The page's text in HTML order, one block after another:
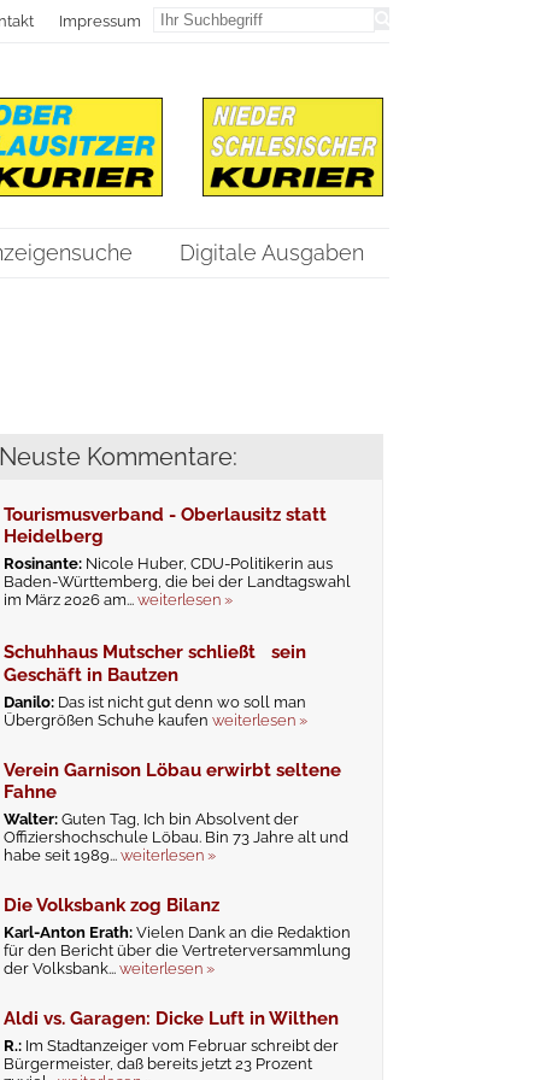
Impressum
Digitale Ausgaben
Neuste Kommentare:
Tourismusverband - Oberlausitz statt
Heidelberg
Rosinante: Nicole Huber, CDU-Politikerin aus
Baden-Württemberg, die bei der Landtagswahl
im März 2026 am...weiterlesen »
Schuhhaus Mutscher schließt sein
Geschäft in Bautzen
Danilo: Das ist nicht gut denn wo soll man
Übergrößen Schuhe kaufenweiterlesen »
Verein Garnison Löbau erwirbt seltene
Fahne
Walter:Guten Tag, Ich bin Absolvent der
Offiziershochschule Löbau. Bin 73 Jahre alt und
habe seit 1989...weiterlesen »
Die Volksbank zog Bilanz
Karl-Anton Erath:Vielen Dank an die Redaktion
für den Bericht über die Vertreterversammlung
der Volksbank...weiterlesen »
Aldi vs. Garagen: Dicke Luft in Wilthen
R.: Im Stadtanzeiger vom Februar schreibt der
Bürgermeister, daß bereits jetzt 23 Prozent